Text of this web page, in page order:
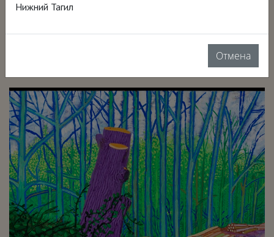
Возможно, все показы в вашем городе уже
Нижний Тагил
Отмена